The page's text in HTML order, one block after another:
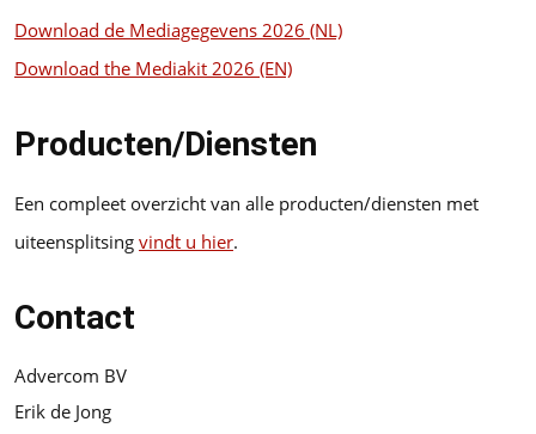
Download de Mediagegevens 2026 (NL)
Download the Mediakit 2026 (EN)
Producten/Diensten
Een compleet overzicht van alle producten/diensten met
uiteensplitsing vindt u hier.
Contact
Advercom BV
Erik de Jong